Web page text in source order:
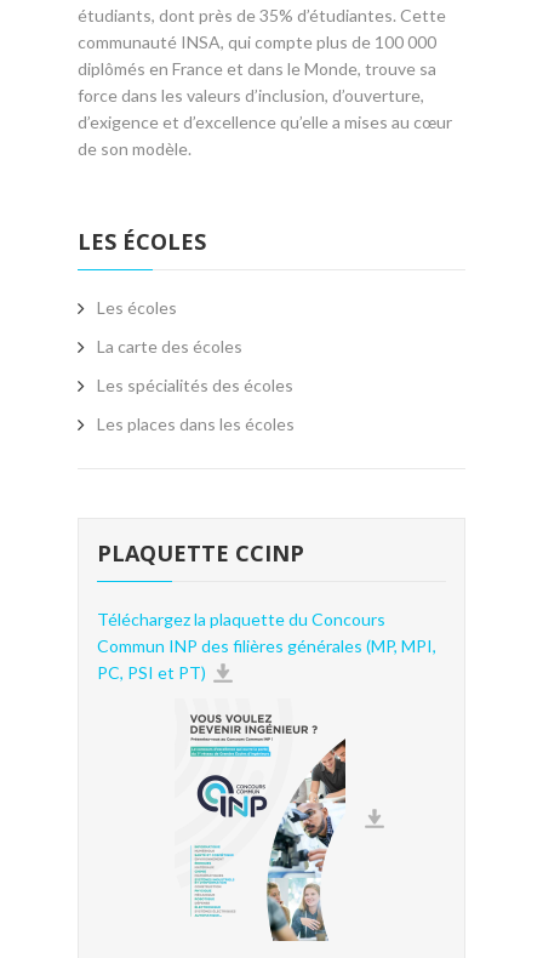
étudiants, dont près de 35% d’étudiantes. Cette
communauté INSA, qui compte plus de 100 000
diplômés en France et dans le Monde, trouve sa
force dans les valeurs d’inclusion, d’ouverture,
d’exigence et d’excellence qu’elle a mises au cœur
de son modèle.
LES ÉCOLES
Les écoles
La carte des écoles
Les spécialités des écoles
Les places dans les écoles
PLAQUETTE CCINP
Téléchargez la plaquette du Concours
Commun INP des filières générales (MP, MPI,
PC, PSI et PT)